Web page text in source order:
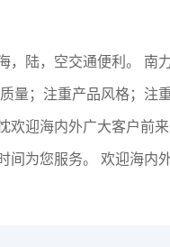
陆，空交通便利。
；注重产品风格；
迎海内外广大客户前
为您服务。 欢迎海